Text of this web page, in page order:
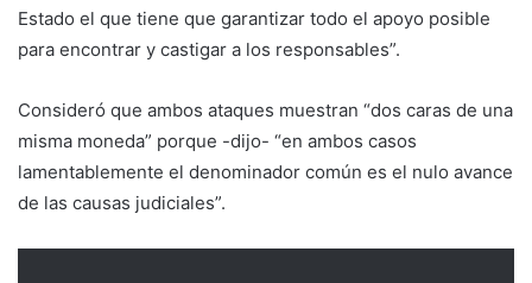
Estado el que tiene que garantizar todo el apoyo posible
para encontrar y castigar a los responsables”.
Consideró que ambos ataques muestran “dos caras de una
misma moneda” porque -dijo- “en ambos casos
lamentablemente el denominador común es el nulo avance
de las causas judiciales”.